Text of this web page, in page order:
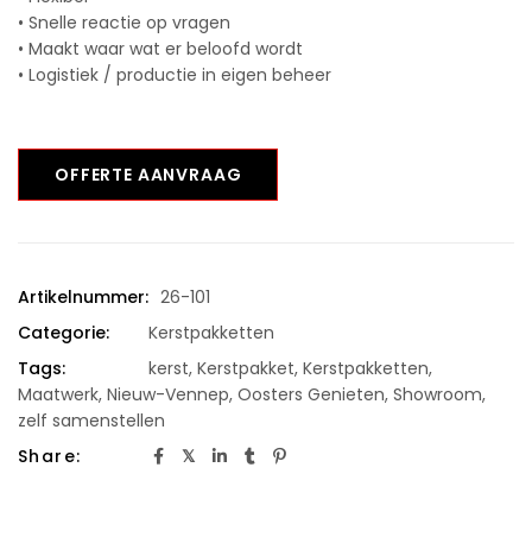
• Snelle reactie op vragen
• Maakt waar wat er beloofd wordt
• Logistiek / productie in eigen beheer
OFFERTE AANVRAAG
Artikelnummer: 26-101
Categorie:
Kerstpakketten
Tags:
kerst, Kerstpakket, Kerstpakketten,
Maatwerk, Nieuw-Vennep, Oosters Genieten, Showroom,
zelf samenstellen
Share: